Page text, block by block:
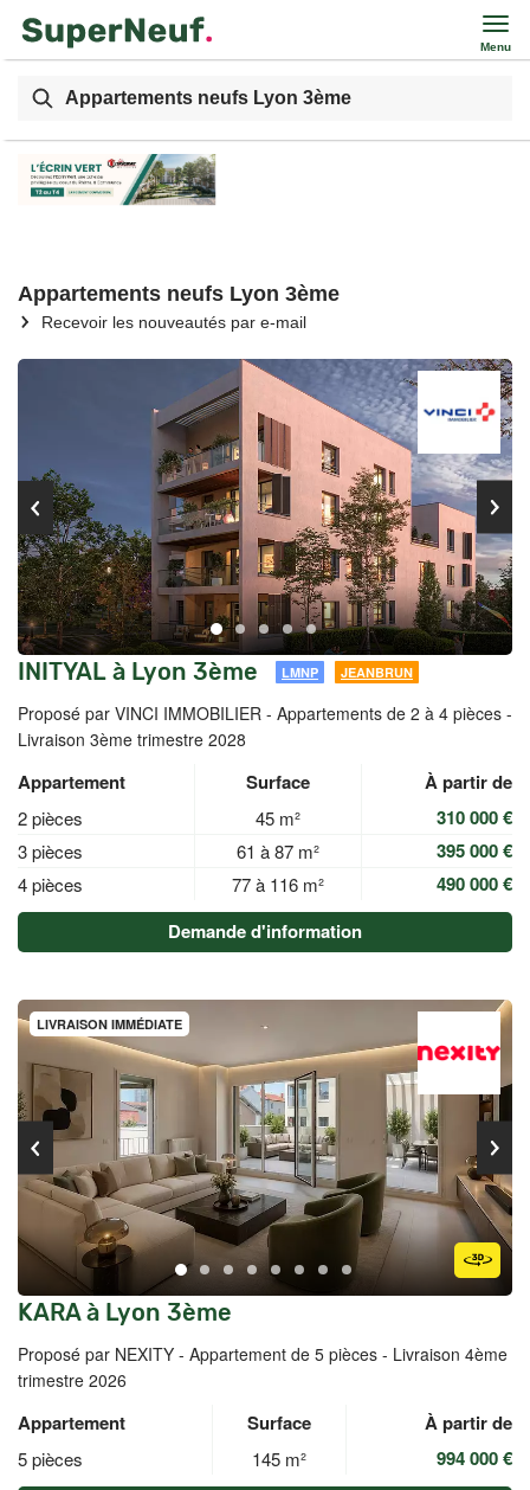
Menu
Appartements neufs Lyon 3ème
Appartements neufs Lyon 3ème
Recevoir les nouveautés par e-mail
INITYAL à Lyon 3ème LMNP JEANBRUN
Proposé par VINCI IMMOBILIER - Appartements de 2 à 4 pièces -
Livraison 3ème trimestre 2028
Appartement Surface À partir de
2 pièces 45 m² 310 000 €
3 pièces 61 à 87 m² 395 000 €
4 pièces 77 à 116 m²
490 000 €
Demande d'information
LIVRAISON IMMÉDIATE
KARA à Lyon 3ème
Proposé par NEXITY - Appartement de 5 pièces - Livraison 4ème
trimestre 2026
Appartement Surface À partir de
5 pièces 145 m²
994 000 €